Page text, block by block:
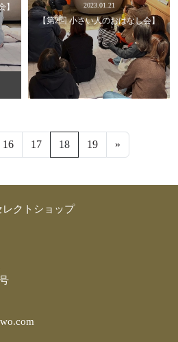
2023.01.21
【第2回 小さい人のおはなし会】
16 17 18 19 »
クトショップ